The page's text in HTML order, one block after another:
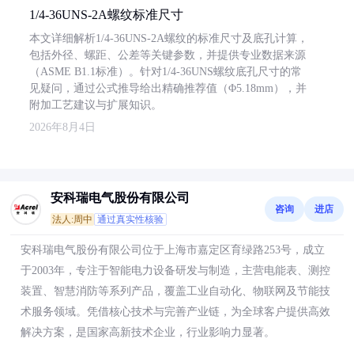
1/4-36UNS-2A螺纹标准尺寸
本文详细解析1/4-36UNS-2A螺纹的标准尺寸及底孔计算，
包括外径、螺距、公差等关键参数，并提供专业数据来源
（ASME B1.1标准）。针对1/4-36UNS螺纹底孔尺寸的常
见疑问，通过公式推导给出精确推荐值（Φ5.18mm），并
附加工艺建议与扩展知识。
2026年8月4日
安科瑞电气股份有限公司
法人:周中 通过真实性核验
咨询 进店
安科瑞电气股份有限公司位于上海市嘉定区育绿路253号，成立
于2003年，专注于智能电力设备研发与制造，主营电能表、测控
装置、智慧消防等系列产品，覆盖工业自动化、物联网及节能技
术服务领域。凭借核心技术与完善产业链，为全球客户提供高效
解决方案，是国家高新技术企业，行业影响力显著。